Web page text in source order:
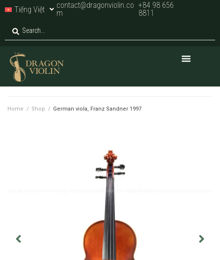
Tiếng Việt
contact@dragonviolin.co
m
+84 98 656
8811
Home / Shop / German viola, Franz Sandner 1997